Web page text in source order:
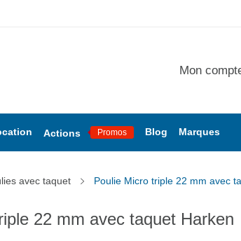
Mon
Actions Promos Blog Marques
avec taquet Poulie Micro triple 22 mm avec
22 mm avec taquet Harken